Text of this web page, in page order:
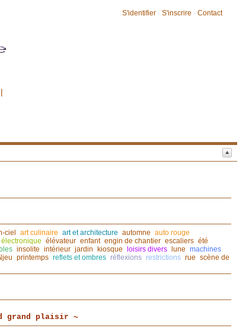
S'identifier - S'inscrire - Contact
ciel art culinaire art et architecture automne auto rouge
électronique élévateur enfant engin de chantier escaliers été
insolite intérieur jardin kiosque loisirs divers lune machines
printemps reflets et ombres réflexions restrictions rue scène de
grand plaisir ~